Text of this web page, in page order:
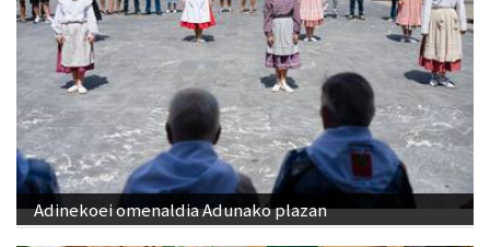
Adinekoei omenaldia Adunako plazan